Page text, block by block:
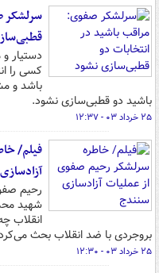
سرلشکر
دستیار
کسی را
باشد و
باشید دو قطبی‌سازی نشود.
۲۵ خرداد ۰۳ - ۱۲:۳۷
فیلم/
رحیم
شهید
انقلاب
بروجردی با ضد انقلاب بحث
۲۵ خرداد ۰۳ - ۱۲:۳۰